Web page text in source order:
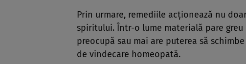
Prin urmare, remediile acţionează nu
spiritului. Într-o lume materială pare greu
preocupă sau mai are puterea să
de vindecare homeopată.